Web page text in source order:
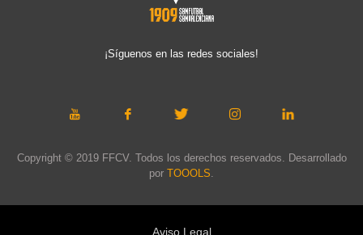
¡Síguenos en las redes sociales!
Copyright © 2019 FFCV. Todos los derechos reservados. Desarrollado
por TOOOLS.
Aviso Legal